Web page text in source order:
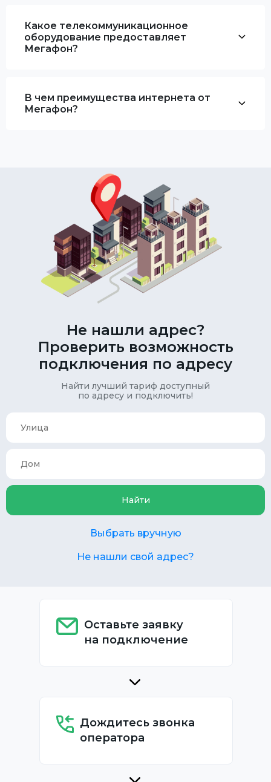
Какое телекоммуникационное
оборудование предоставляет
Мегафон?
В чем преимущества интернета от
Мегафон?
Не нашли адрес?
Проверить возможность
подключения по адресу
Найти лучший тариф доступный
по адресу и подключить!
Найти
Выбрать вручную
Не нашли свой адрес?
Оставьте заявку
на подключение
Дождитесь звонка
оператора